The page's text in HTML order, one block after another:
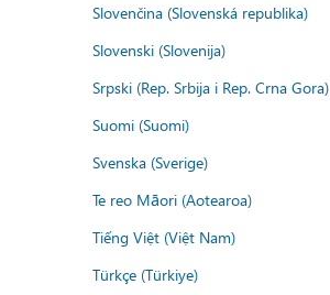
Slovenčina (Slovenská republika)
Slovenski (Slovenija)
Srpski (Rep. Srbija i Rep. Crna Gora)
Suomi (Suomi)
Svenska (Sverige)
Te reo Māori (Aotearoa)
Tiếng Việt (Việt Nam)
Türkçe (Türkiye)